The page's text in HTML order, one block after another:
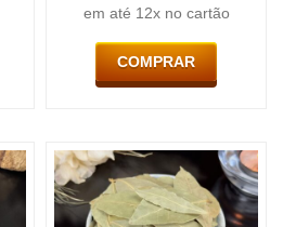
em até 12x no cartão
COMPRAR